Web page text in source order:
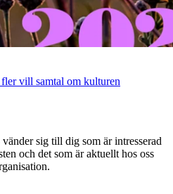
vill samtal om kulturen
sig till dig som är intresserad
och det som är aktuellt hos oss